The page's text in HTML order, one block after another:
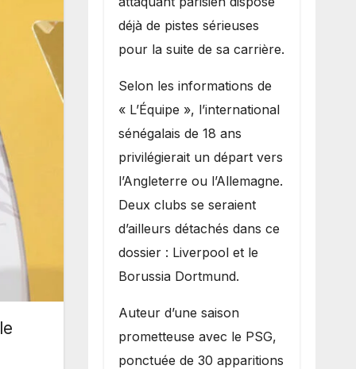
déjà de pistes sérieuses
pour la suite de sa carrière.
Selon les informations de
« L’Équipe », l’international
sénégalais de 18 ans
privilégierait un départ vers
l’Angleterre ou l’Allemagne.
Deux clubs se seraient
d’ailleurs détachés dans ce
dossier : Liverpool et le
Borussia Dortmund.
Auteur d’une saison
prometteuse avec le PSG,
ponctuée de 30 apparitions